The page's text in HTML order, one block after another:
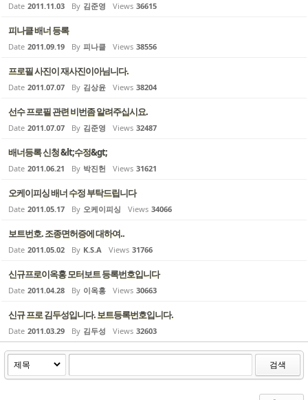
Date 2011.11.03 By 김준영 Views 36615
피나클 배너 등록
Date 2011.09.19 By 피나클 Views 38556
프로필 사진이 재사진이아님니다.
Date 2011.07.07 By 김상윤 Views 38204
선수 프로필 관련 비번좀 알려주십시요.
Date 2011.07.07 By 김준영 Views 32487
배너등록 신청 &lt;수정&gt;
Date 2011.06.21 By 박진헌 Views 31621
오케이피싱 배너 수정 부탁드립니다
Date 2011.05.17 By 오케이피싱 Views 34066
보트번호. 조종면허증에 대하여..
Date 2011.05.02 By K.S.A Views 31766
신규프로이옥홍 모터보트 등록번호입니다
Date 2011.04.28 By 이옥홍 Views 30663
신규 프로 김두성입니다. 보트등록번호입니다.
Date 2011.03.29 By 김두성 Views 32603
검색